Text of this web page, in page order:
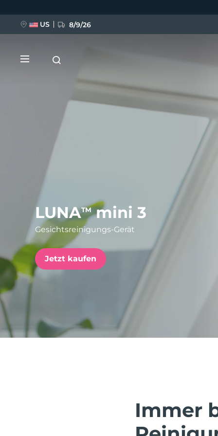
LUNATMmini 3
Gesichtsreinigungs-Gerät
Jetzt kaufen
Immer
US 8/9/26
issa™ Teeth Whitening Set
BELIEBT